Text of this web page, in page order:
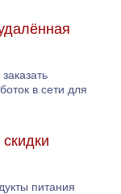
в сети для
питания